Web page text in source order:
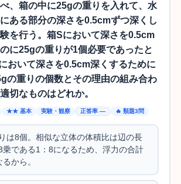
、箱の中に25gの重りを入れて、水
ある部分の深さを0.5cmずつ深くし
を行う。箱Sにおいて深さを0.5cm
に25gの重りが1個必要であったと
おいて深さを0.5cm深くするために
の重りの個数とその理由の組み合わ
切なものはどれか。
★★ 基本 実験・観察 正答率 — 🔥 類題3問
は8個。相似な立体の体積比は辺の長
乗である1：8になるため、浮力の合計
から。